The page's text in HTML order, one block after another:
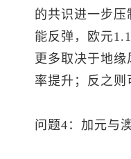
的共识进一步
能反弹，欧元
更多取决于地
率提升；反之则
问题4：加元与